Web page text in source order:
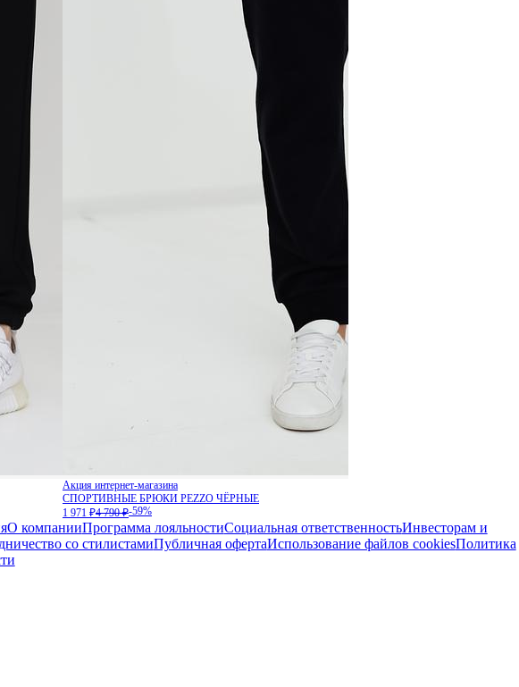
Акция интернет-магазина
СПОРТИВНЫЕ БРЮКИ PEZZO ЧЁРНЫЕ
1 971 ₽4 790 ₽-59%
О компанииПрограмма лояльностиСоциальная ответственностьИнвесторам и
со стилистамиПубличная офертаИспользование файлов cookiesПолитика